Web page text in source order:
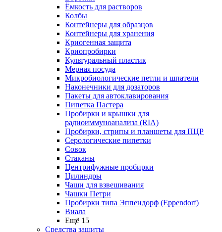
Ёмкость для растворов
Колбы
Контейнеры для образцов
Контейнеры для хранения
Криогенная защита
Криопробирки
Культуральный пластик
Мерная посуда
Микробиологические петли и шпатели
Наконечники для дозаторов
Пакеты для автоклавирования
Пипетка Пастера
Пробирки и крышки для
радиоиммуноанализа (RIA)
Пробирки, стрипы и планшеты для ПЦР
Серологические пипетки
Совок
Стаканы
Центрифужные пробирки
Цилиндры
Чаши для взвешивания
Чашки Петри
Пробирки типа Эппендорф (Eppendorf)
Виала
Ещё 15
Средства защиты